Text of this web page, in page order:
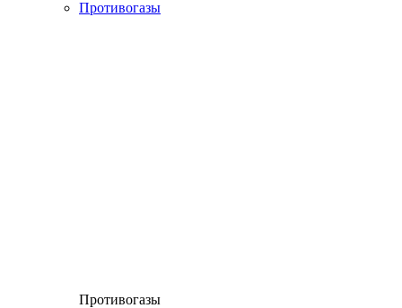
Противогазы
Противогазы